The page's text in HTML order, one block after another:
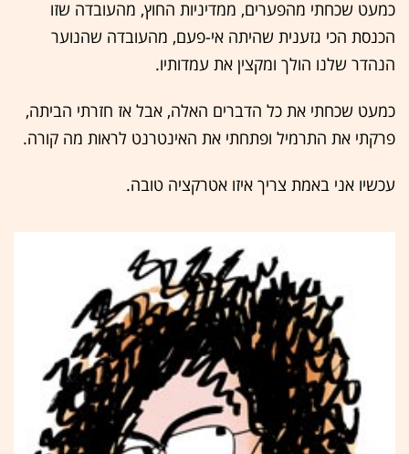
כמעט שכחתי מהפערים, ממדיניות החוץ, מהעובדה שזו
הכנסת הכי גזענית שהיתה אי-פעם, מהעובדה שהנוער
הנהדר שלנו הולך ומקצין את עמדותיו.
כמעט שכחתי את כל הדברים האלה, אבל אז חזרתי הביתה,
פרקתי את התרמיל ופתחתי את האינטרנט לראות מה קורה.
עכשיו אני באמת צריך איזו אטרקציה טובה.